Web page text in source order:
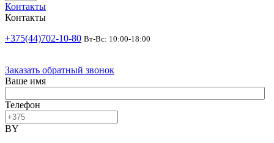
Контакты
Контакты
+375(44)702-10-80 Вт-Вс: 10:00-18:00
Заказать обратный звонок
Ваше имя
Телефон
BY